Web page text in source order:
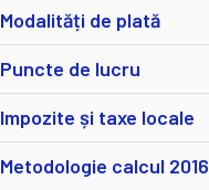
Modalități de plată
Puncte de lucru
Impozite și taxe locale
Metodologie calcul 2016